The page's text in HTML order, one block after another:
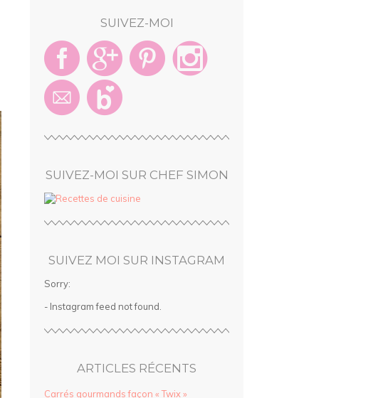
SUIVEZ-MOI
SUIVEZ-MOI SUR CHEF SIMON
SUIVEZ MOI SUR INSTAGRAM
Sorry:
- Instagram feed not found.
ARTICLES RÉCENTS
Carrés gourmands façon « Twix »